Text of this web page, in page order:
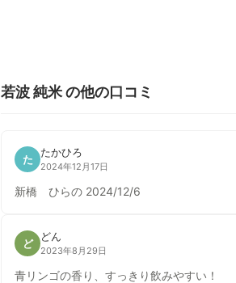
若波 純米 の他の口コミ
た
たかひろ
2024年12月17日
新橋 ひらの 2024/12/6
ど
どん
2023年8月29日
青リンゴの香り、すっきり飲みやすい！